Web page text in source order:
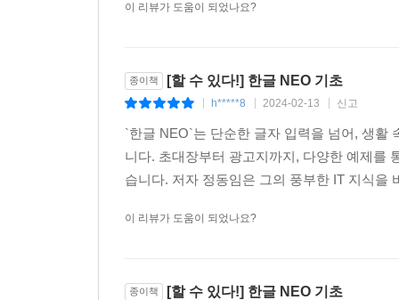
이 리뷰가 도움이 되었나요?
종이책 [할 수 있다!] 한글 NEO 기초
h*****8 2024-02-13 신고
`한글 NEO`는 단순한 글자 입력을 넘어, 생활
니다. 초대장부터 광고지까지, 다양한 예제를
습니다. 저자 정동임은 그의 풍부한 IT 지식
이 리뷰가 도움이 되었나요?
종이책 [할 수 있다!] 한글 NEO 기초